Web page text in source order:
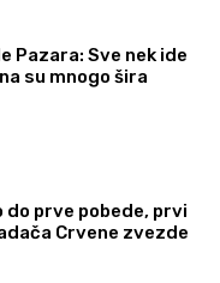
Pazara: Sve nek ide
su mnogo šira
do prve pobede, prvi
Crvene zvezde